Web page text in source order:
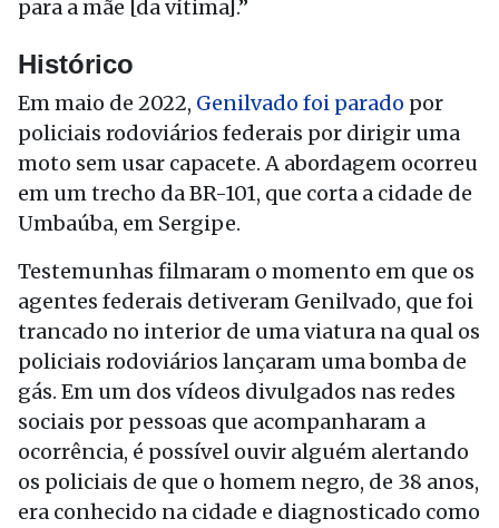
para a mãe [da vítima].”
Histórico
Em maio de 2022, Genilvado foi parado por
policiais rodoviários federais por dirigir uma
moto sem usar capacete. A abordagem ocorreu
em um trecho da BR-101, que corta a cidade de
Umbaúba, em Sergipe.
Testemunhas filmaram o momento em que os
agentes federais detiveram Genilvado, que foi
trancado no interior de uma viatura na qual os
policiais rodoviários lançaram uma bomba de
gás. Em um dos vídeos divulgados nas redes
sociais por pessoas que acompanharam a
ocorrência, é possível ouvir alguém alertando
os policiais de que o homem negro, de 38 anos,
era conhecido na cidade e diagnosticado como